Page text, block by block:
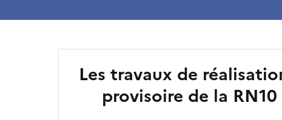
Les travaux de
provisoire de la RN10